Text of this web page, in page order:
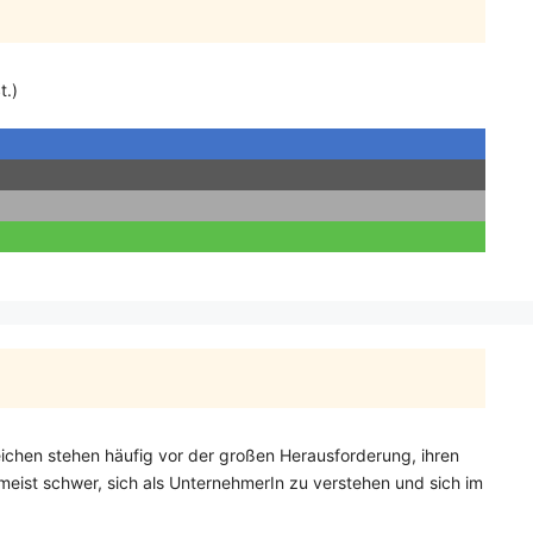
stehen häufig vor der großen Herausforderung, ihren
schwer, sich als UnternehmerIn zu verstehen und sich im